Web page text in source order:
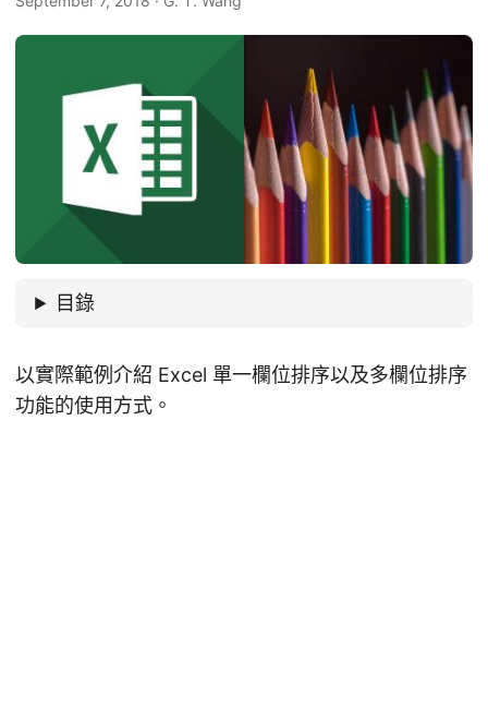
目錄
以實際範例介紹 Excel 單一欄位排序以及多欄位排序
功能的使用方式。